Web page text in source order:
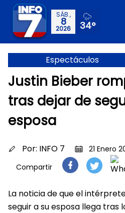
SÁB.,
8
2026 34°
Espectáculos
Justin Bieber
tras dejar de
esposa
Por: INFO 7
21 Enero
Compartir
La noticia de que el
seguir a su esposa llega tras